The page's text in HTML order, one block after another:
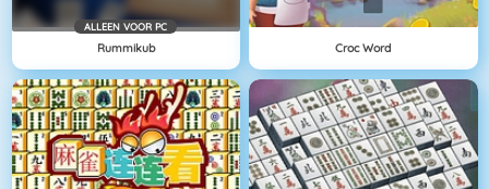
ALLEEN VOOR PC
Rummikub Croc Word